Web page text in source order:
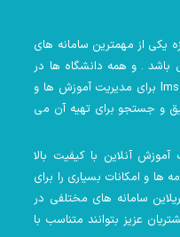
یکی از مهمترین سامانه های
باشد . و همه دانشگاه ها در
برای مدیریت آموزش ها و
و جستجو برای تهیه آن می
آنلاین با کیفیت بالا
ها و امکانات بسیاری را برای
ریلاین سامانه های مختلفی در
عزیز بتوانند متناسب با